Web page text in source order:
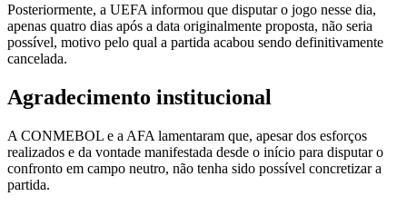
Posteriormente, a UEFA informou que disputar o jogo nesse dia,
apenas quatro dias após a data originalmente proposta, não seria
possível, motivo pelo qual a partida acabou sendo definitivamente
cancelada.
Agradecimento institucional
A CONMEBOL e a AFA lamentaram que, apesar dos esforços
realizados e da vontade manifestada desde o início para disputar o
confronto em campo neutro, não tenha sido possível concretizar a
partida.